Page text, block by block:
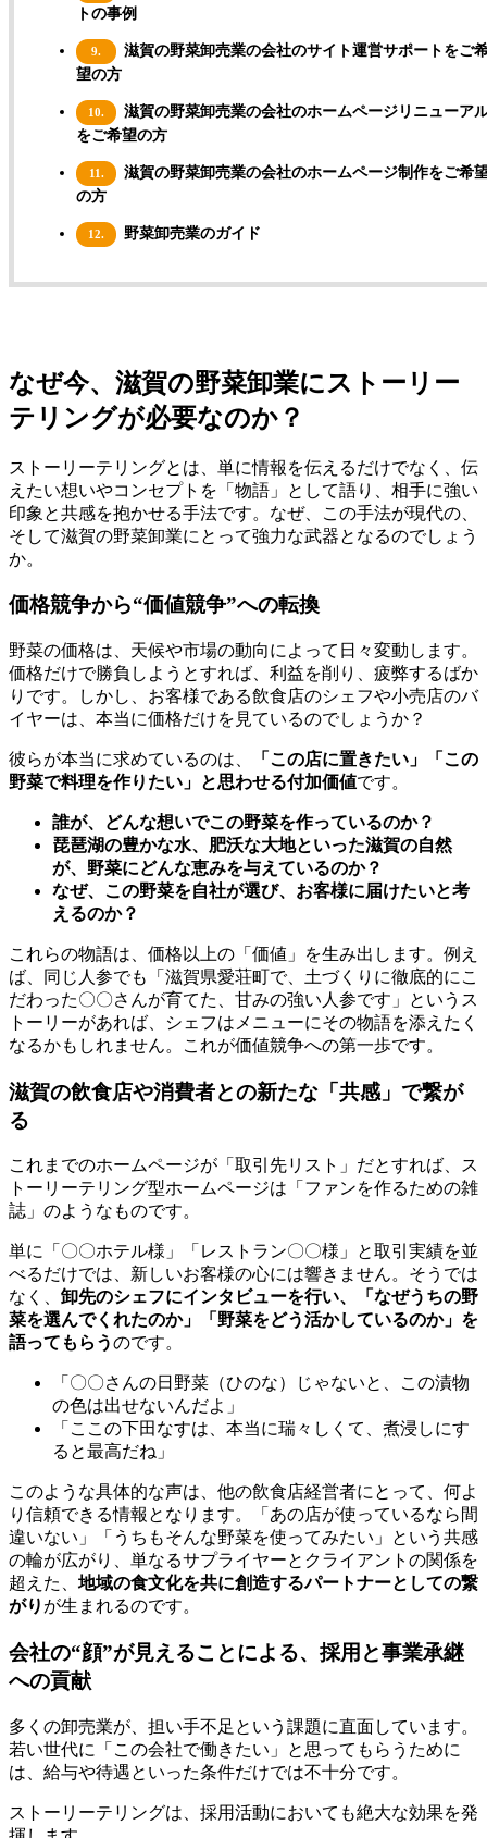
トの事例
9.
滋賀の野菜卸売業の会社のサイト運営サポートをご
望の方
10.
滋賀の野菜卸売業の会社のホームページリニューア
をご希望の方
11.
滋賀の野菜卸売業の会社のホームページ制作をご希
の方
12. 野菜卸売業のガイド
なぜ今、滋賀の野菜卸業にストーリー
テリングが必要なのか？
ストーリーテリングとは、単に情報を伝えるだけでなく、伝
えたい想いやコンセプトを「物語」として語り、相手に強い
印象と共感を抱かせる手法です。なぜ、この手法が現代の、
そして滋賀の野菜卸業にとって強力な武器となるのでしょう
か。
価格競争から“価値競争”への転換
野菜の価格は、天候や市場の動向によって日々変動します。
価格だけで勝負しようとすれば、利益を削り、疲弊するばか
りです。しかし、お客様である飲食店のシェフや小売店のバ
イヤーは、本当に価格だけを見ているのでしょうか？
彼らが本当に求めているのは、
「この店に置きたい」「この
野菜で料理を作りたい」と思わせる付加価値です。
誰が、どんな想いでこの野菜を作っているのか？
琵琶湖の豊かな水、肥沃な大地といった滋賀の自然
が、野菜にどんな恵みを与えているのか？
なぜ、この野菜を自社が選び、お客様に届けたいと考
えるのか？
これらの物語は、価格以上の「価値」を生み出します。例え
ば、同じ人参でも「滋賀県愛荘町で、土づくりに徹底的にこ
だわった〇〇さんが育てた、甘みの強い人参です」というス
トーリーがあれば、シェフはメニューにその物語を添えたく
なるかもしれません。これが価値競争への第一歩です。
滋賀の飲食店や消費者との新たな「共感」で繋が
る
これまでのホームページが「取引先リスト」だとすれば、ス
トーリーテリング型ホームページは「ファンを作るための雑
誌」のようなものです。
単に「〇〇ホテル様」「レストラン〇〇様」と取引実績を並
べるだけでは、新しいお客様の心には響きません。そうでは
なく、 卸先のシェフにインタビューを行い、「なぜうちの野
菜を選んでくれたのか」「野菜をどう活かしているのか」を
語ってもらうのです。
「〇〇さんの日野菜（ひのな）じゃないと、この漬物
の色は出せないんだよ」
「ここの下田なすは、本当に瑞々しくて、煮浸しにす
ると最高だね」
このような具体的な声は、他の飲食店経営者にとって、何よ
り信頼できる情報となります。「あの店が使っているなら間
違いない」「うちもそんな野菜を使ってみたい」という共感
の輪が広がり、単なるサプライヤーとクライアントの関係を
超えた、 地域の食文化を共に創造するパートナーとしての繋
がり が生まれるのです。
会社の“顔”が見えることによる、採用と事業承継
への貢献
多くの卸売業が、担い手不足という課題に直面しています。
若い世代に「この会社で働きたい」と思ってもらうために
は、給与や待遇といった条件だけでは不十分です。
ストーリーテリングは、採用活動においても絶大な効果を発